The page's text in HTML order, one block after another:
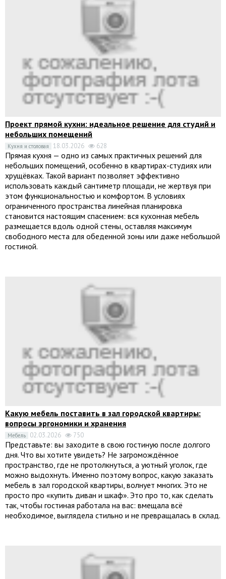
Проект прямой кухни: идеальное решение для студий и
небольших помещений
Кухня и столовая 18.03.2026 628
Прямая кухня — одно из самых практичных решений для
небольших помещений, особенно в квартирах-студиях или
хрущёвках. Такой вариант позволяет эффективно
использовать каждый сантиметр площади, не жертвуя при
этом функциональностью и комфортом. В условиях
ограниченного пространства линейная планировка
становится настоящим спасением: вся кухонная мебель
размещается вдоль одной стены, оставляя максимум
свободного места для обеденной зоны или даже небольшой
гостиной.
Какую мебель поставить в зал городской квартиры:
вопросы эргономики и хранения
Мебель 02.03.2026 750
Представьте: вы заходите в свою гостиную после долгого
дня. Что вы хотите увидеть? Не загромождённое
пространство, где не протолкнуться, а уютный уголок, где
можно выдохнуть. Именно поэтому вопрос, какую заказать
мебель в зал городской квартиры, волнует многих. Это не
просто про «купить диван и шкаф». Это про то, как сделать
так, чтобы гостиная работала на вас: вмещала всё
необходимое, выглядела стильно и не превращалась в склад.